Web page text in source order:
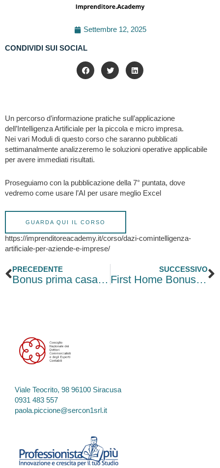
Settembre 12, 2025
CONDIVIDI SUI SOCIAL
Un percorso d’informazione pratiche sull’applicazione
dell’Intelligenza Artificiale per la piccola e micro impresa.
Nei vari Moduli di questo corso che saranno pubblicati
settimanalmente analizzeremo le soluzioni operative applicabile
per avere immediati risultati.
Proseguiamo con la pubblicazione della 7° puntata, dove
vedremo come usare l’AI per usare meglio Excel
GUARDA QUI IL CORSO
https://imprenditoreacademy.it/corso/dazi-comintelligenza-
artificiale-per-aziende-e-imprese/
Precedente
PRECEDENTE
Bonus prima casa: si può chiedere solo una volta
SUCCESSIVO
First Home Bonus: It Can Only Be Claimed Once
Viale Teocrito, 98 96100 Siracusa
0931 483 557
paola.piccione@sercon1srl.it